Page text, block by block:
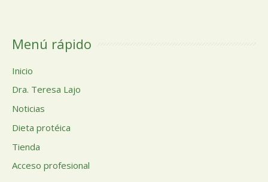
Menú rápido
Inicio
Dra. Teresa Lajo
Noticias
Dieta protéica
Tienda
Acceso profesional